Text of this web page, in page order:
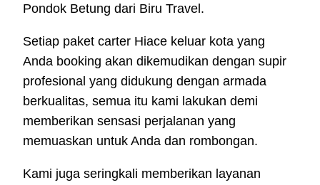
Pondok Betung dari Biru Travel.
Setiap paket carter Hiace keluar kota yang
Anda booking akan dikemudikan dengan supir
profesional yang didukung dengan armada
berkualitas, semua itu kami lakukan demi
memberikan sensasi perjalanan yang
memuaskan untuk Anda dan rombongan.
Kami juga seringkali memberikan layanan